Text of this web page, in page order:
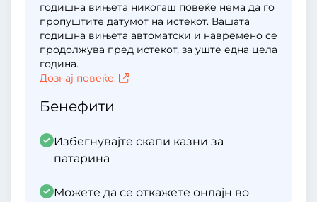
годишна вињета никогаш повеќе нема да го
пропуштите датумот на истекот. Вашата
годишна вињета автоматски и навремено се
продолжува пред истекот, за уште една цела
година.
Дознај повеќе.
Бенефити
Избегнувајте скапи казни за
патарина
Можете да се откажете онлајн во